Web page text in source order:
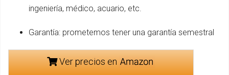
ingeniería, médico, acuario, etc.
Garantía: prometemos tener una garantía semestral
Ver precios en